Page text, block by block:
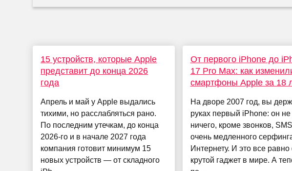
15 устройств, которые Apple
представит до конца 2026
года
Апрель и май у Apple выдались
тихими, но расслабляться рано.
По последним утечкам, до конца
2026-го и в начале 2027 года
компания готовит минимум 15
новых устройств — от складного
От первого iPhone до
17 Pro Max: как
смартфоны Apple за 18
На дворе 2007 год, вы
руках первый iPhone: он не
ничего, кроме звонков,
очень медленного
Интернету. И это все
крутой гаджет в мире. А